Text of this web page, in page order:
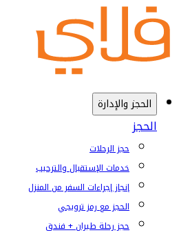
الحجز والإدارة
الحجز
حجز الرحلات
خدمات الإستقبال والترحيب
إنجاز إجراءات السفر من المنزل
الحجز مع رمز ترويجي
حجز رحلة طيران + فندق